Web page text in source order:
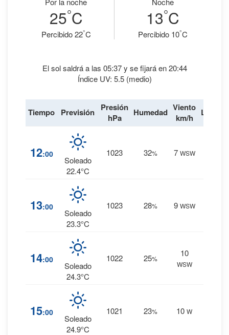
25°C
Percibido 22°C
13°C
Percibido 10°C
El sol saldrá a las 05:37 y se fijará en 20:44
Índice UV: 5.5 (medio)
Tiempo Previsión Presión
hPa
Humedad Viento
km/h
Lluvia
12:00
Soleado
22.4°C
1023 32% 7 WSW
13:00
Soleado
23.3°C
1023 28% 9 WSW
14:00
Soleado
24.3°C
1022 25%
10
WSW
15:00
Soleado
24.9°C
1021 23% 10 W